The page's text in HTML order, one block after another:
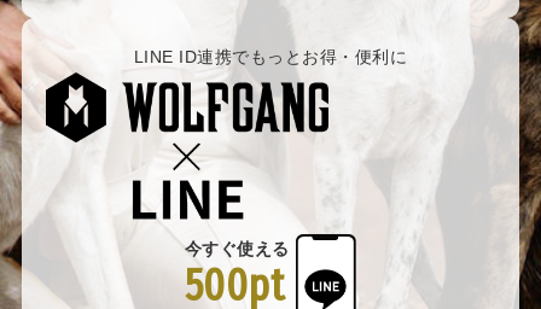
LINE ID連携でもっとお得・便利に
今すぐ使える
500pt